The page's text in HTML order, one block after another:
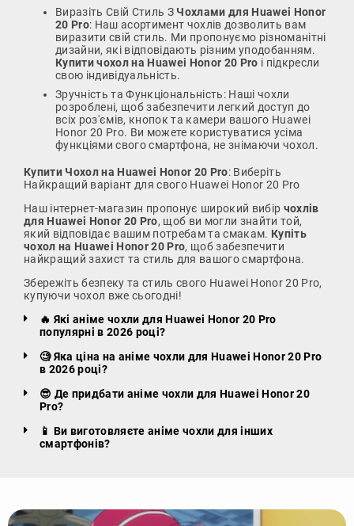
Виразіть Свій Стиль З Чохлами для Huawei Honor
20 Pro: Наш асортимент чохлів дозволить вам
виразити свій стиль. Ми пропонуємо різноманітні
дизайни, які відповідають різним уподобанням.
Купити чохол на Huawei Honor 20 Pro і підкресли
свою індивідуальність.
Зручність та Функціональність: Наші чохли
розроблені, щоб забезпечити легкий доступ до
всіх роз'ємів, кнопок та камери вашого Huawei
Honor 20 Pro. Ви можете користуватися усіма
функціями свого смартфона, не знімаючи чохол.
Купити Чохол на Huawei Honor 20 Pro: Виберіть
Найкращий варіант для свого Huawei Honor 20 Pro
Наш інтернет-магазин пропонує широкий вибір чохлів
для Huawei Honor 20 Pro, щоб ви могли знайти той,
який відповідає вашим потребам та смакам. Купіть
чохол на Huawei Honor 20 Pro, щоб забезпечити
найкращий захист та стиль для вашого смартфона.
Збережіть безпеку та стиль свого Huawei Honor 20 Pro,
купуючи чохол вже сьогодні!
🔥 Які аніме чохли для Huawei Honor 20 Pro
популярні в 2026 році?
🧐 Яка ціна на аніме чохли для Huawei Honor 20 Pro
в 2026 році?
😎 Де придбати аніме чохли для Huawei Honor 20
Pro?
📱 Ви виготовляєте аніме чохли для інших
смартфонів?